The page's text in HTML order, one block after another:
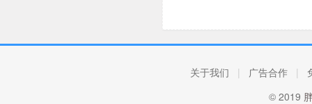
关于我们 | 广告合作 |
© 2019